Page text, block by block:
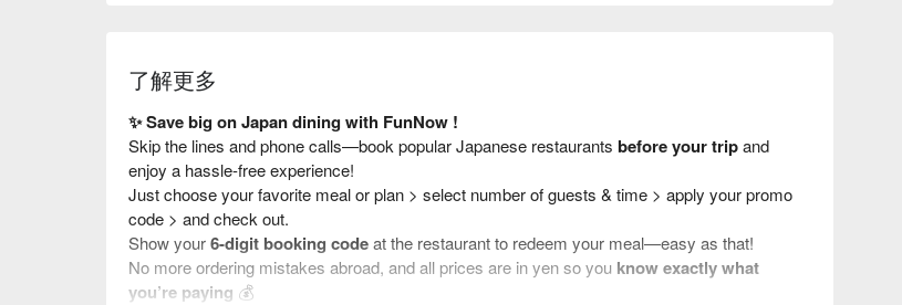
了解更多
✨ Save big on Japan dining with FunNow !
Skip the lines and phone calls—book popular Japanese restaurants before your tripand
enjoy a hassle-free experience!
Just choose your favorite meal or plan > select number of guests & time > apply your promo
code > and check out.
Show your6-digit booking codeat the restaurant to redeem your meal—easy as that!
No more ordering mistakes abroad, and all prices are in yen so you know exactly what
you’re paying 💰